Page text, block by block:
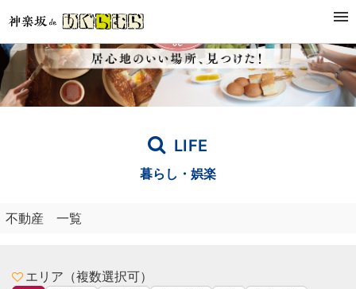
LIFE
暮らし・娯楽
不動産 一覧
エリア（複数選択可）